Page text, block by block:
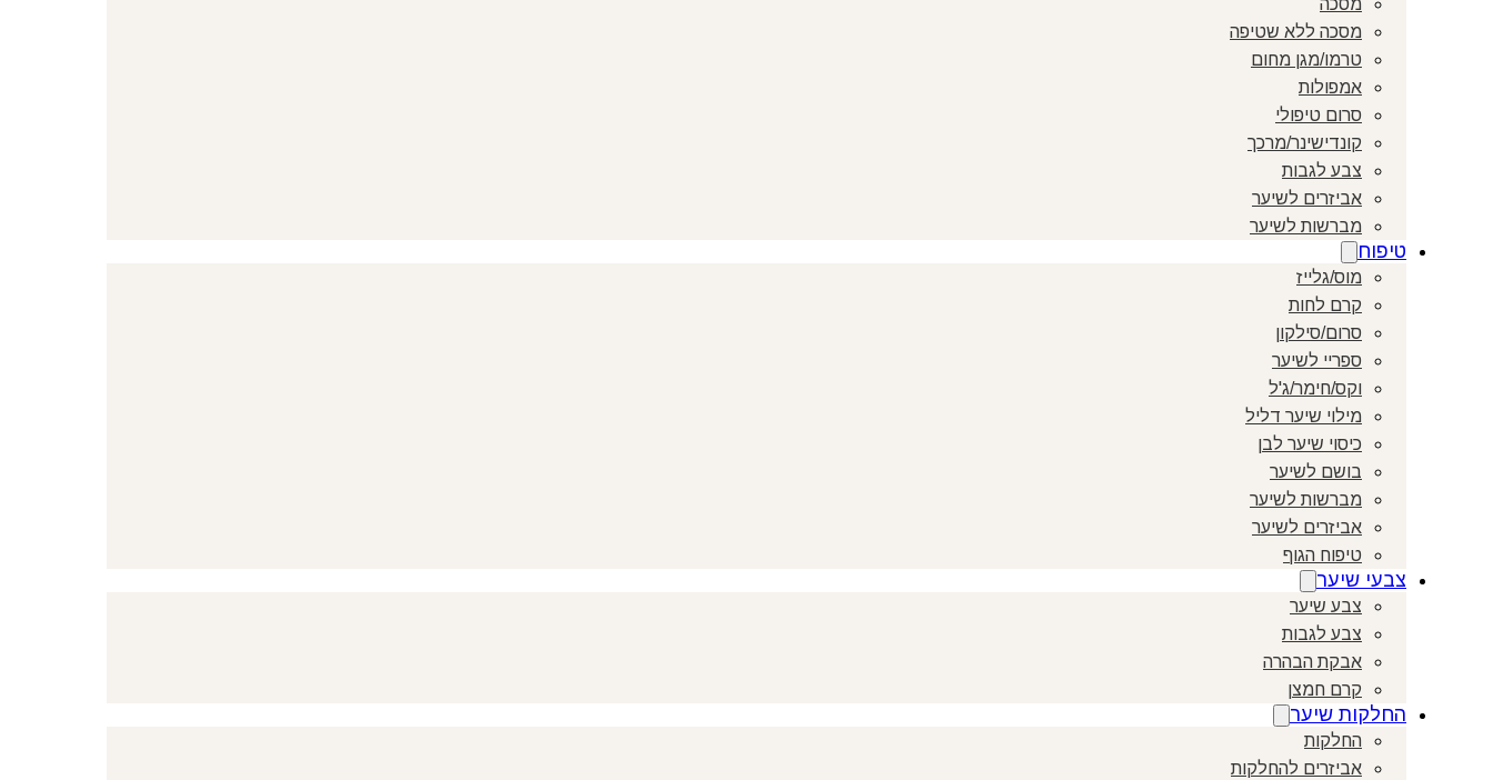
מסכה
מסכה ללא שטיפה
טרמו/מגן מחום
אמפולות
סרום טיפולי
קונדישינר/מרכך
צבע לגבות
אביזרים לשיער
מברשות לשיער
טיפוח
מוס/גלייז
קרם לחות
סרום/סילקון
ספריי לשיער
וקס/חימר/ג'ל
מילוי שיער דליל
כיסוי שיער לבן
בושם לשיער
מברשות לשיער
אביזרים לשיער
טיפוח הגוף
צבעי שיער
צבע שיער
צבע לגבות
אבקת הבהרה
קרם חמצן
החלקות שיער
החלקות
אביזרים להחלקות